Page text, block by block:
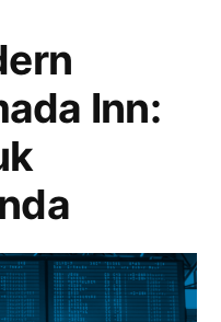
Inn: